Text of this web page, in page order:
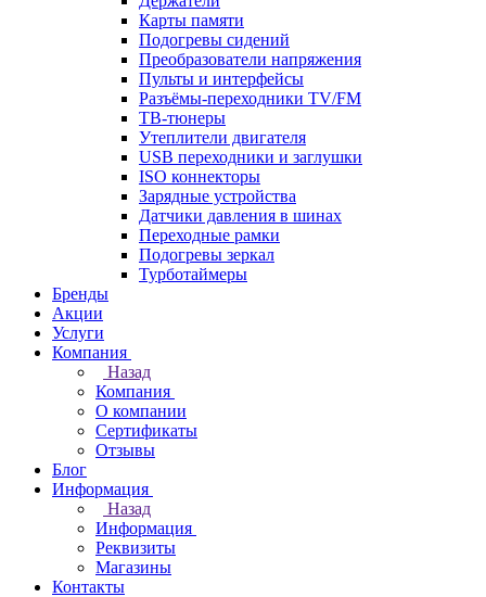
Карты памяти
Подогревы сидений
Преобразователи напряжения
Пульты и интерфейсы
Разъёмы-переходники TV/FM
ТВ-тюнеры
Утеплители двигателя
USB переходники и заглушки
ISO коннекторы
Зарядные устройства
Датчики давления в шинах
Переходные рамки
Подогревы зеркал
Турботаймеры
Бренды
Акции
Услуги
Компания
Назад
Компания
О компании
Сертификаты
Отзывы
Блог
Информация
Назад
Информация
Реквизиты
Магазины
Контакты